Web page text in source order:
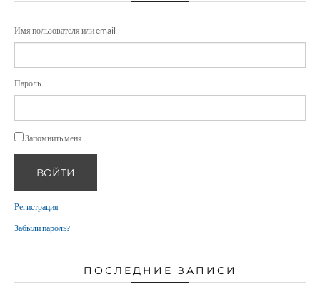
Имя пользователя или email
Пароль
Запомнить меня
ВОЙТИ
Регистрация
Забыли пароль?
ПОСЛЕДНИЕ ЗАПИСИ